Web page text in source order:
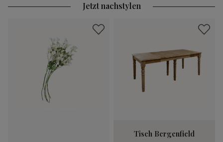
Jetzt nachstylen
Tisch Bergenfield